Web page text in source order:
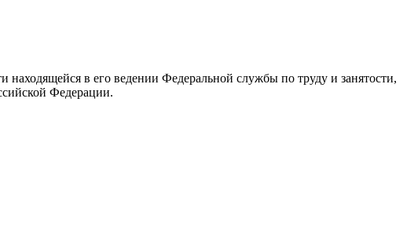
в его ведении Федеральной службы по труду и занятости,
Федерации.